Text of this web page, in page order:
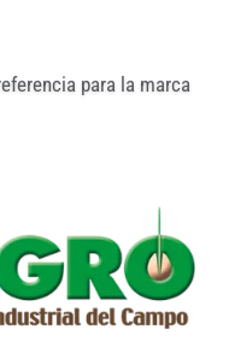
para la marca